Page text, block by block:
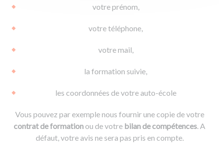
votre prénom,
votre téléphone,
votre mail,
la formation suivie,
les coordonnées de votre auto-école
Vous pouvez par exemple nous fournir une copie de votre
contrat de formationou de votre bilan de compétences. A
défaut, votre avis ne sera pas pris en compte.